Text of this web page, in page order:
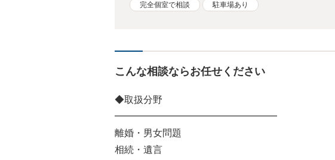
完全個室で相談 駐車場あり
こんな相談ならお任せください
◆取扱分野
━━━━━━━━━━━━━━━━━
離婚・男女問題
相続・遺言